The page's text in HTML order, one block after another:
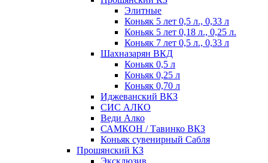
Элитные
Коньяк 5 лет 0,5 л., 0,33 л
Коньяк 5 лет 0,18 л., 0,25 л.
Коньяк 7 лет 0,5 л., 0,33 л
Шахназарян ВКД
Коньяк 0,5 л
Коньяк 0,25 л
Коньяк 0,70 л
Иджеванский ВКЗ
СИС АЛКО
Веди Алко
САМКОН / Тавинко ВКЗ
Коньяк сувенирный Сабля
Прошянский КЗ
Эксклюзив